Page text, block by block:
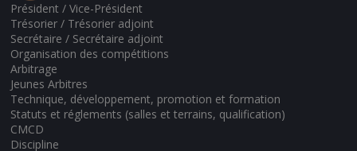
Président / Vice-Président
Trésorier / Trésorier adjoint
Secrétaire / Secrétaire adjoint
Organisation des compétitions
Arbitrage
Jeunes Arbitres
Technique, développement, promotion et formation
Statuts et réglements (salles et terrains, qualification)
CMCD
Discipline